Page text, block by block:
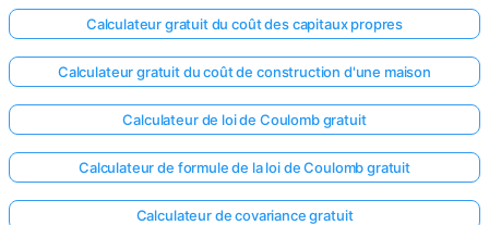
Calculateur gratuit du coût des capitaux propres
Calculateur gratuit du coût de construction d'une maison
Calculateur de loi de Coulomb gratuit
Calculateur de formule de la loi de Coulomb gratuit
Calculateur de covariance gratuit